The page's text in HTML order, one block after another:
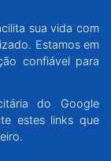
sua vida com
Estamos em
confiável para
do Google
estes links que